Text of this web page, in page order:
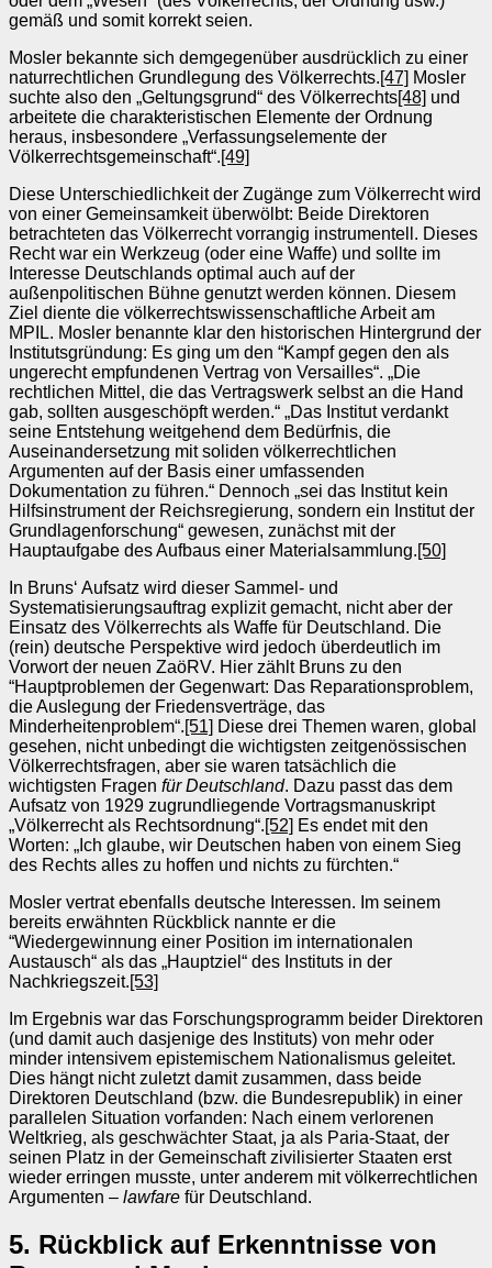
gemäß und somit korrekt seien.
Mosler bekannte sich demgegenüber ausdrücklich zu einer
naturrechtlichen Grundlegung des Völkerrechts.[47] Mosler
suchte also den „Geltungsgrund“ des Völkerrechts[48] und
arbeitete die charakteristischen Elemente der Ordnung
heraus, insbesondere „Verfassungselemente der
Völkerrechtsgemeinschaft“.[49]
Diese Unterschiedlichkeit der Zugänge zum Völkerrecht wird
von einer Gemeinsamkeit überwölbt: Beide Direktoren
betrachteten das Völkerrecht vorrangig instrumentell. Dieses
Recht war ein Werkzeug (oder eine Waffe) und sollte im
Interesse Deutschlands optimal auch auf der
außenpolitischen Bühne genutzt werden können. Diesem
Ziel diente die völkerrechtswissenschaftliche Arbeit am
MPIL. Mosler benannte klar den historischen Hintergrund der
Institutsgründung: Es ging um den “Kampf gegen den als
ungerecht empfundenen Vertrag von Versailles“. „Die
rechtlichen Mittel, die das Vertragswerk selbst an die Hand
gab, sollten ausgeschöpft werden.“ „Das Institut verdankt
seine Entstehung weitgehend dem Bedürfnis, die
Auseinandersetzung mit soliden völkerrechtlichen
Argumenten auf der Basis einer umfassenden
Dokumentation zu führen.“ Dennoch „sei das Institut kein
Hilfsinstrument der Reichsregierung, sondern ein Institut der
Grundlagenforschung“ gewesen, zunächst mit der
Hauptaufgabe des Aufbaus einer Materialsammlung.[50]
In Bruns‘ Aufsatz wird dieser Sammel- und
Systematisierungsauftrag explizit gemacht, nicht aber der
Einsatz des Völkerrechts als Waffe für Deutschland. Die
(rein) deutsche Perspektive wird jedoch überdeutlich im
Vorwort der neuen ZaöRV. Hier zählt Bruns zu den
“Hauptproblemen der Gegenwart: Das Reparationsproblem,
die Auslegung der Friedensverträge, das
Minderheitenproblem“.[51] Diese drei Themen waren, global
gesehen, nicht unbedingt die wichtigsten zeitgenössischen
Völkerrechtsfragen, aber sie waren tatsächlich die
wichtigsten Fragen für Deutschland. Dazu passt das dem
Aufsatz von 1929 zugrundliegende Vortragsmanuskript
„Völkerrecht als Rechtsordnung“.[52] Es endet mit den
Worten: „Ich glaube, wir Deutschen haben von einem Sieg
des Rechts alles zu hoffen und nichts zu fürchten.“
Mosler vertrat ebenfalls deutsche Interessen. Im seinem
bereits erwähnten Rückblick nannte er die
“Wiedergewinnung einer Position im internationalen
Austausch“ als das „Hauptziel“ des Instituts in der
Nachkriegszeit.[53]
Im Ergebnis war das Forschungsprogramm beider Direktoren
(und damit auch dasjenige des Instituts) von mehr oder
minder intensivem epistemischem Nationalismus geleitet.
Dies hängt nicht zuletzt damit zusammen, dass beide
Direktoren Deutschland (bzw. die Bundesrepublik) in einer
parallelen Situation vorfanden: Nach einem verlorenen
Weltkrieg, als geschwächter Staat, ja als Paria-Staat, der
seinen Platz in der Gemeinschaft zivilisierter Staaten erst
wieder erringen musste, unter anderem mit völkerrechtlichen
Argumenten – lawfare für Deutschland.
5. Rückblick auf Erkenntnisse von